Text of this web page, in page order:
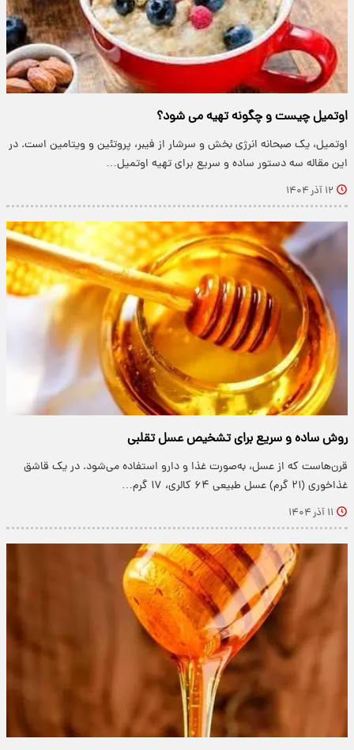
اوتمیل چیست و چگونه تهیه می شود؟
اوتمیل، یک صبحانه انرژی بخش و سرشار از فیبر، پروتئین و ویتامین است. در
این مقاله سه دستور ساده و سریع برای تهیه اوتمیل…
۱۲ آذر ۱۴۰۴
روش ساده و سریع برای تشخیص عسل تقلبی
قرن‌هاست که از عسل، به‌صورت غذا و دارو استفاده می‌شود. در یک قاشق
غذاخوری (۲۱ گرم) عسل طبیعی ۶۴ کالری، ۱۷ گرم…
۱۱ آذر ۱۴۰۴